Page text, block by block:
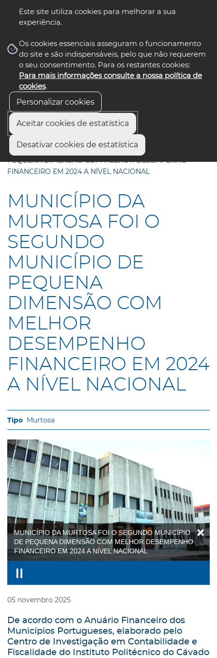
Este site utiliza cookies para melhorar a sua
experiência.
Os cookies essenciais asseguram o funcionamento
do site e são indispensáveis, pelo que não requerem
o seu consentimento. Para os restantes cookies:
Para mais informações consulte a nossa política de
cookies.
Personalizar cookies
Aceitar cookies de estatística
Desativar cookies de estatística
nos select language
Início
MUNICÍPIO DA MURTOSA FOI O SEGUNDO MUNICÍPIO DE
PEQUENA DIMENSÃO COM MELHOR DESEMPENHO
FINANCEIRO EM 2024 A NÍVEL NACIONAL
MUNICÍPIO DA
MURTOSA FOI O
SEGUNDO
MUNICÍPIO DE
PEQUENA
DIMENSÃO COM
MELHOR
DESEMPENHO
FINANCEIRO EM 2024
A NÍVEL NACIONAL
Murtosa
MUNICÍPIO DA MURTOSA FOI O SEGUNDO MUNICÍPIO
DE PEQUENA DIMENSÃO COM MELHOR DESEMPENHO
FINANCEIRO EM 2024 A NÍVEL NACIONAL
05 novembro 2025
De acordo com o Anuário Financeiro dos
Municípios Portugueses, elaborado pelo
Centro de Investigação em Contabilidade e
Fiscalidade do Instituto Politécnico do Cávado